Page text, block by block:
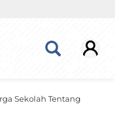
Sekolah Tentang